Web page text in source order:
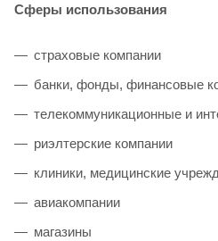
Сферы использования
страховые компании
банки, фонды, финансовые
телекоммуникационные и
риэлтерские компании
клиники, медицинские
авиакомпании
магазины